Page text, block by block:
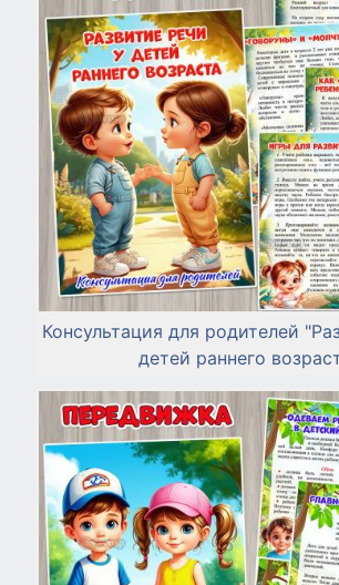
Консультация для родителей
детей раннего